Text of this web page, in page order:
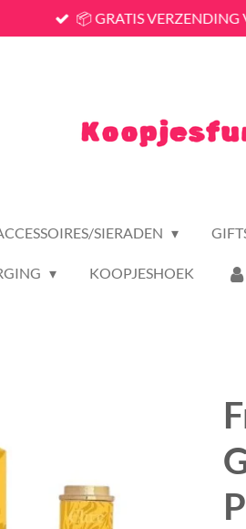
📦 GRATIS VERZENDING
SIERADEN
KOOPJESHOEK